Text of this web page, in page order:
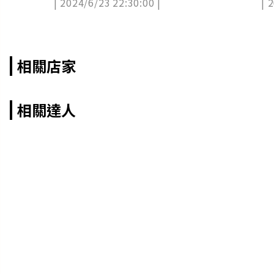
相關店家
相關達人